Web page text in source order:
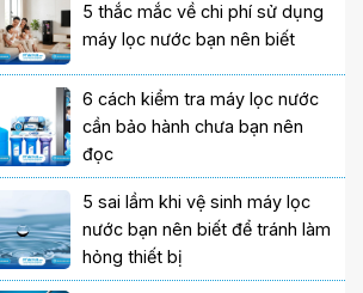
5 thắc mắc về chi phí sử dụng
máy lọc nước bạn nên biết
6 cách kiểm tra máy lọc nước
cần bảo hành chưa bạn nên
đọc
5 sai lầm khi vệ sinh máy lọc
nước bạn nên biết để tránh làm
hỏng thiết bị